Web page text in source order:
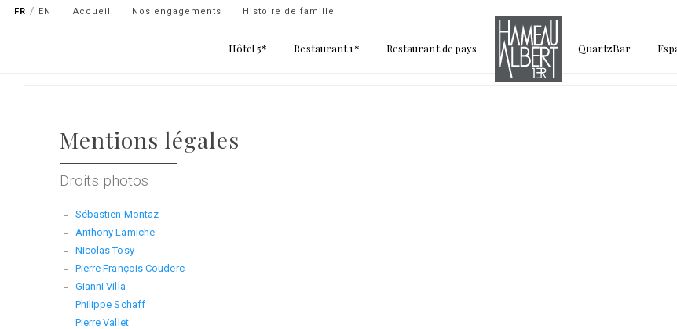
FR EN
Navigation
Accueil Nos engagements Histoire de famille
Hôtel 5* Restaurant 1* Restaurant de pays QuartzBar
Mentions légales
Droits photos
Sébastien Montaz
Anthony Lamiche
Nicolas Tosy
Pierre François Couderc
Gianni Villa
Philippe Schaff
Pierre Vallet